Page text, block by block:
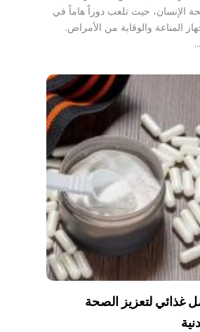
الإنسان، حيث تلعب دوراً هاماً في
المناعة والوقاية من الأمراض.
غذائي لتعزيز الصحة